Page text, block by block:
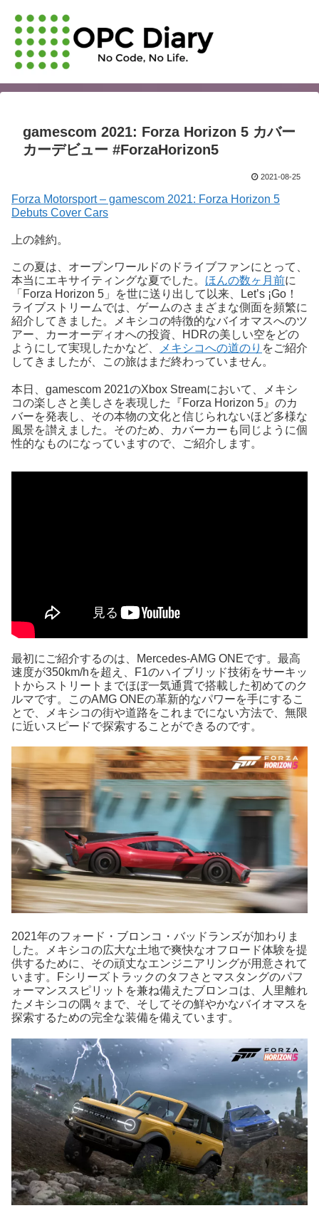
gamescom 2021: Forza Horizon 5 カバー
カーデビュー #ForzaHorizon5
2021-08-25
Forza Motorsport – gamescom 2021: Forza Horizon 5
Debuts Cover Cars
上の雑約。
この夏は、オープンワールドのドライブファンにとって、
本当にエキサイティングな夏でした。 ほんの数ヶ月前に
「Forza Horizon 5」を世に送り出して以来、Let’s ¡Go！
ライブストリームでは、ゲームのさまざまな側面を頻繁に
紹介してきました。メキシコの特徴的なバイオマスへのツ
アー、カーオーディオへの投資、HDRの美しい空をどの
ようにして実現したかなど、
メキシコへの道のり をご紹介
してきましたが、この旅はまだ終わっていません。
本日、gamescom 2021のXbox Streamにおいて、メキシ
コの楽しさと美しさを表現した『Forza Horizon 5』のカ
バーを発表し、その本物の文化と信じられないほど多様な
風景を讃えました。そのため、カバーカーも同じように個
性的なものになっていますので、ご紹介します。
最初にご紹介するのは、Mercedes-AMG ONEです。最高
速度が350km/hを超え、F1のハイブリッド技術をサーキッ
トからストリートまでほぼ一気通貫で搭載した初めてのク
ルマです。このAMG ONEの革新的なパワーを手にするこ
とで、メキシコの街や道路をこれまでにない方法で、無限
に近いスピードで探索することができるのです。
2021年のフォード・ブロンコ・バッドランズが加わりま
した。メキシコの広大な土地で爽快なオフロード体験を提
供するために、その頑丈なエンジニアリングが用意されて
います。Fシリーズトラックのタフさとマスタングのパフ
ォーマンススピリットを兼ね備えたブロンコは、人里離れ
たメキシコの隅々まで、そしてその鮮やかなバイオマスを
探索するための完全な装備を備えています。